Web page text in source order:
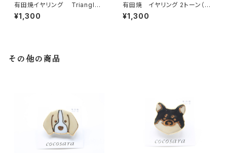
有田焼イヤリング Triangle
（2トーン）5
¥1,300
有田焼 イヤリング 2トーン（ダ
イヤ）3
¥1,300
その他の商品